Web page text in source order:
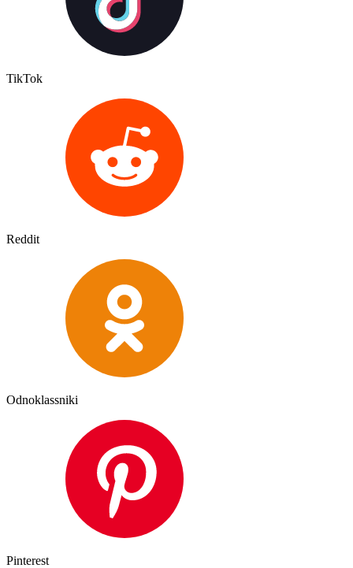
TikTok
Reddit
Odnoklassniki
Pinterest